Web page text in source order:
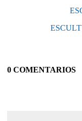
0 COMENTARIOS